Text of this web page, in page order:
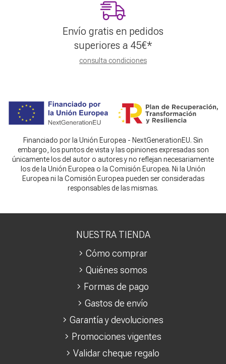
Envío gratis en pedidos
superiores a 45€*
consulta condiciones
Financiado por la Unión Europea - NextGenerationEU. Sin
embargo, los puntos de vista y las opiniones expresadas son
únicamente los del autor o autores y no reflejan necesariamente
los de la Unión Europea o la Comisión Europea. Ni la Unión
Europea ni la Comisión Europea pueden ser consideradas
responsables de las mismas.
NUESTRA TIENDA
Cómo comprar
Quiénes somos
Formas de pago
Gastos de envío
Garantía y devoluciones
Promociones vigentes
Validar cheque regalo